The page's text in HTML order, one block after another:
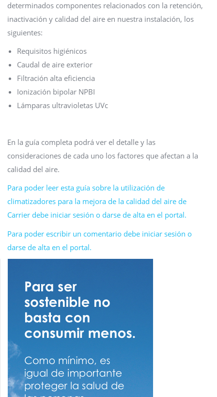
determinados componentes relacionados con la retención,
inactivación y calidad del aire en nuestra instalación, los
siguientes:
Requisitos higiénicos
Caudal de aire exterior
Filtración alta eficiencia
Ionización bipolar NPBI
Lámparas ultravioletas UVc
En la guía completa podrá ver el detalle y las
consideraciones de cada uno los factores que afectan a la
calidad del aire.
Para poder leer esta guía sobre la utilización de
climatizadores para la mejora de la calidad del aire de
Carrier debe iniciar sesión o darse de alta en el portal.
Para poder escribir un comentario debe iniciar sesión o
darse de alta en el portal.